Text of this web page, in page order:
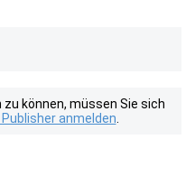
können, müssen Sie sich
anmelden